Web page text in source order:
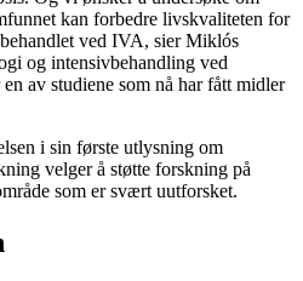
kan forbedre livskvaliteten for
ved IVA, sier Miklós
og intensivbehandling ved
av studiene som nå har fått midler
i sin første utlysning om
velger å støtte forskning på
som er svært uutforsket.